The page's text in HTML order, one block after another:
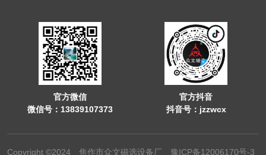
官方微信
微信号：13839107373
官方抖音
抖音号：jzzwcx
Copyright ©2024 焦作市众文磁选设备厂 豫ICP备12006170号-3